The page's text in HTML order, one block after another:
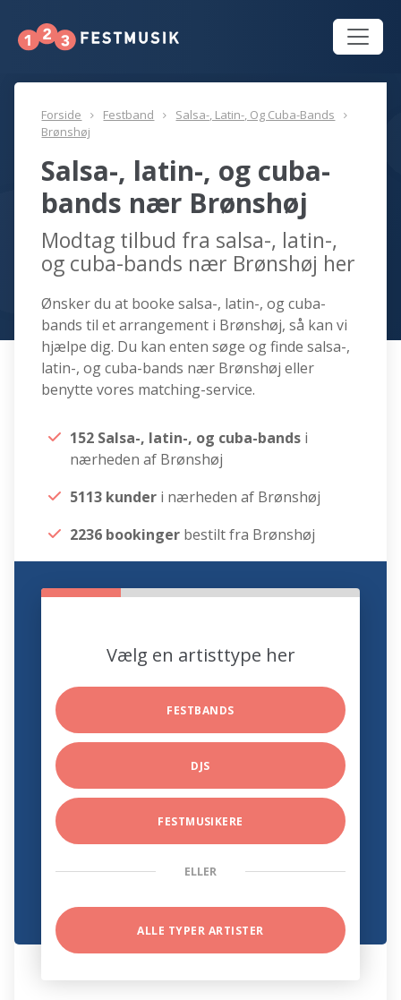
Forside Festband
Salsa-, Latin-, Og Cuba-Bands
Brønshøj
Salsa-, latin-, og cuba-
bands nær Brønshøj
Modtag tilbud fra salsa-, latin-,
og cuba-bands nær Brønshøj her
Ønsker du at booke salsa-, latin-, og cuba-
bands til et arrangement i Brønshøj, så kan vi
hjælpe dig. Du kan enten søge og finde salsa-,
latin-, og cuba-bands nær Brønshøj eller
benytte vores matching-service.
152 Salsa-, latin-, og cuba-bands i
nærheden af Brønshøj
5113 kunder i nærheden af Brønshøj
2236 bookinger bestilt fra Brønshøj
Vælg en artisttype her
FESTBANDS
DJS
FESTMUSIKERE
ELLER
ALLE TYPER ARTISTER